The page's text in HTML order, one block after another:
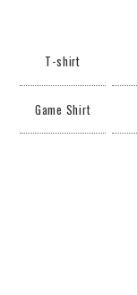
T-shirt
Game Shirt